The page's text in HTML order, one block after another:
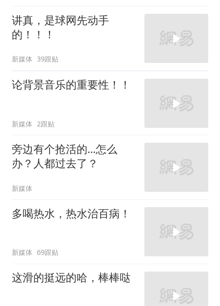
讲真，是球网先动手
的！！！
新媒体 39跟贴
论背景音乐的重要性！！
新媒体 2跟贴
旁边有个抢活的…怎么
办？人都过去了？
新媒体
多喝热水，热水治百病！
新媒体 69跟贴
这滑的挺远的哈，棒棒哒